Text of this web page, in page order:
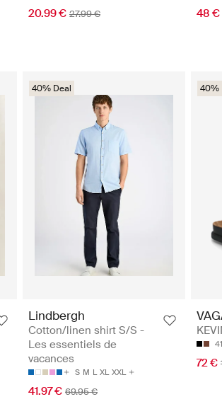
20.99 € 27.99 € 48 €
40% Deal
Lindbergh
Cotton/linen shirt S/S -
Les essentiels de
vacances
S M L XL XXL
41.97 € 69.95 €
40%
41
72 €